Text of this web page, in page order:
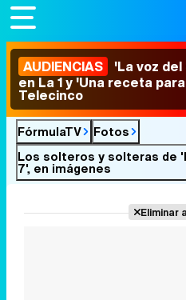
AUDIENCIAS 'La voz del
en La 1 y 'Una receta
Telecinco
FórmulaTV
Fotos
Los solteros y solteras de
7', en imágenes
Eliminar